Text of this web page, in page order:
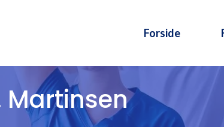
Forside
Martinsen